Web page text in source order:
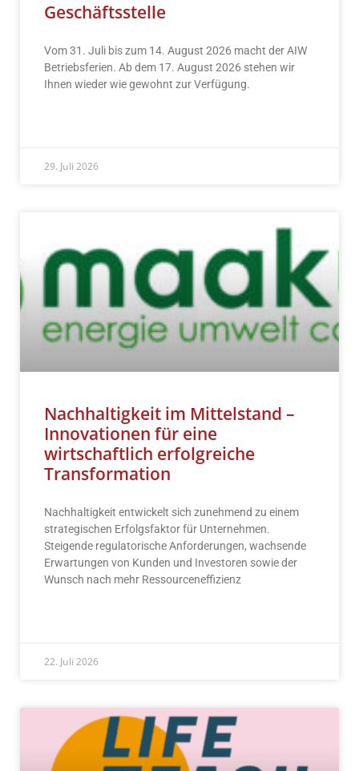
Geschäftsstelle
Vom 31. Juli bis zum 14. August 2026 macht der AIW
Betriebsferien. Ab dem 17. August 2026 stehen wir
Ihnen wieder wie gewohnt zur Verfügung.
29. Juli 2026
Nachhaltigkeit im Mittelstand –
Innovationen für eine
wirtschaftlich erfolgreiche
Transformation
Nachhaltigkeit entwickelt sich zunehmend zu einem
strategischen Erfolgsfaktor für Unternehmen.
Steigende regulatorische Anforderungen, wachsende
Erwartungen von Kunden und Investoren sowie der
Wunsch nach mehr Ressourceneffizienz
22. Juli 2026